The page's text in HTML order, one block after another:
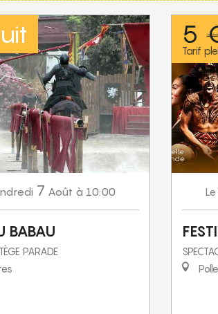
7 Août à 10:00
BABAU
PARADE
5
Tarif
Le